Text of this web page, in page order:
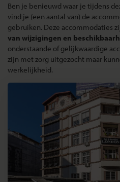
Ben je benieuwd waar je tijdens
vind je (een aantal van) de
gebruiken. Deze accommodaties
van wijzigingen en
onderstaande of gelijkwaardige
zijn met zorg uitgezocht maar
werkelijkheid.